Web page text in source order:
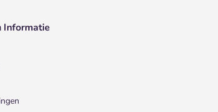
Informatie